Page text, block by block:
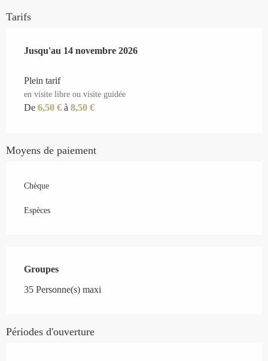
Tarifs
Du16 mai 2026au14 novembre 2026
Jusqu'au 14 novembre 2026
Plein tarif
en visite libre ou visite guidée
De 6,50 € à 8,50 €
Moyens de paiement
Chèque
Espèces
Groupes
Groupes
35 Personne(s) maxi
Périodes d'ouverture